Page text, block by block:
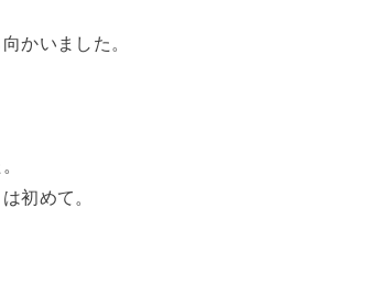
かいました。
初めて。